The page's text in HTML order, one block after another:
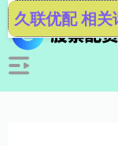
久联优配 相关